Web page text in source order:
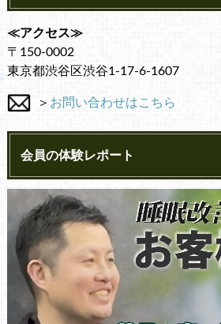
≪アクセス≫
〒150-0002
東京都渋谷区渋谷1-17-6-1607
＞ お問い合わせはこちら
会員の体験レポート